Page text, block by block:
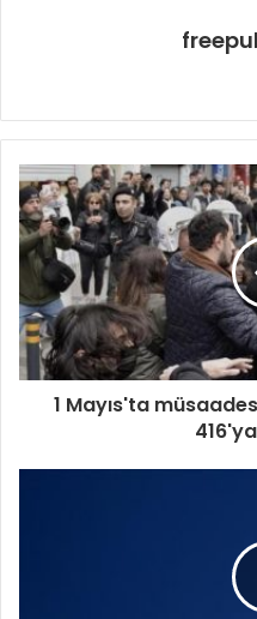
1 Mayıs'ta